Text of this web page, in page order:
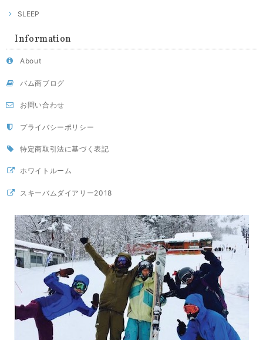
SLEEP
Information
About
バム商ブログ
お問い合わせ
プライバシーポリシー
特定商取引法に基づく表記
ホワイトルーム
スキーバムダイアリー2018